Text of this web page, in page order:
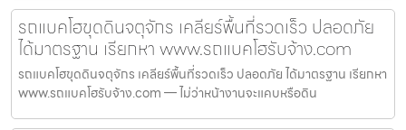
รถแบคโฮขุดดินจตุจักร เคลียร์พื้นที่รวดเร็ว ปลอดภัย
ได้มาตรฐาน เรียกหา www.รถแบคโฮรับจ้าง.com
รถแบคโฮขุดดินจตุจักร เคลียร์พื้นที่รวดเร็ว ปลอดภัย ได้มาตรฐาน เรียกหา
www.รถแบคโฮรับจ้าง.com — ไม่ว่าหน้างานจะแคบหรือดิน